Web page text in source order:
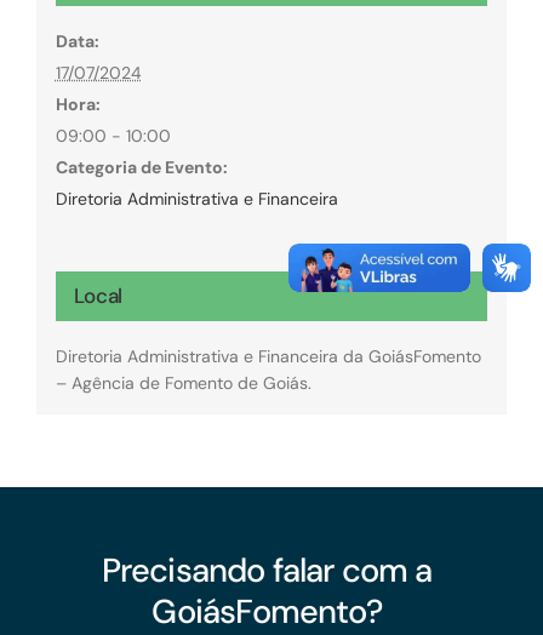
Data:
17/07/2024
Hora:
09:00 - 10:00
Categoria de Evento:
Diretoria Administrativa e Financeira
Local
Diretoria Administrativa e Financeira da GoiásFomento
– Agência de Fomento de Goiás.
Precisando falar com a
GoiásFomento?